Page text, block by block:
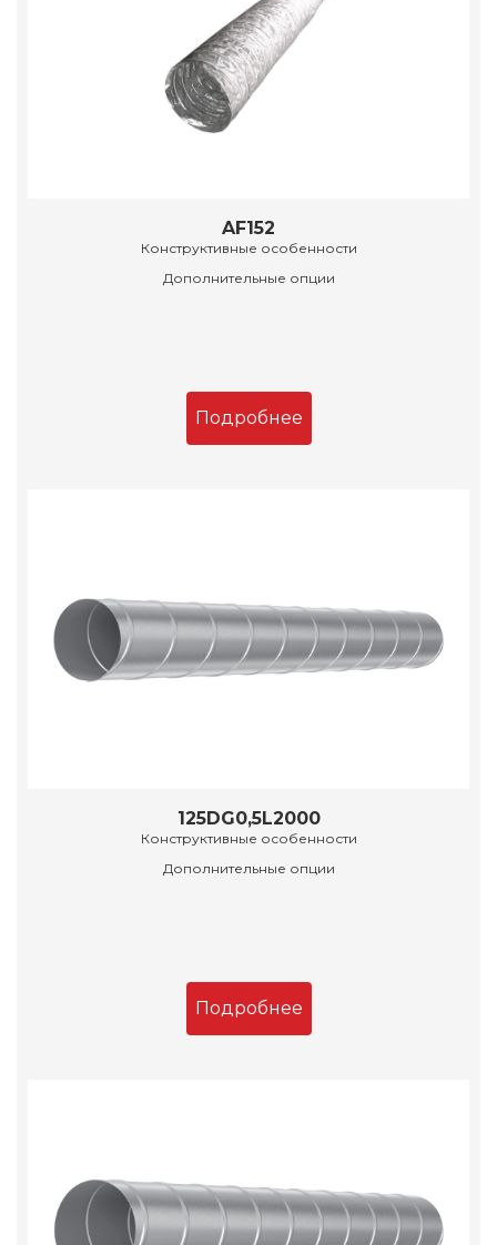
AF152
Конструктивные особенности
Дополнительные опции
Подробнее
125DG0,5L2000
Конструктивные особенности
Дополнительные опции
Подробнее